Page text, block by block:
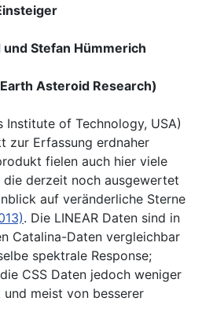
und Stefan Hümmerich
Asteroid Research)
Institute of Technology, USA)
zur Erfassung erdnaher
fielen auch hier viele
die derzeit noch ausgewertet
auf veränderliche Sterne
. Die LINEAR Daten sind in
Catalina-Daten vergleichbar
spektrale Response;
CSS Daten jedoch weniger
meist von besserer